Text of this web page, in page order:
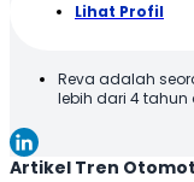
Lihat Profil
Reva adalah
lebih dari 4
informatif,
Artikel Tren